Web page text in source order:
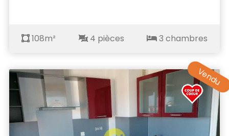
108m² 4 pièces 3 chambres
Vendu